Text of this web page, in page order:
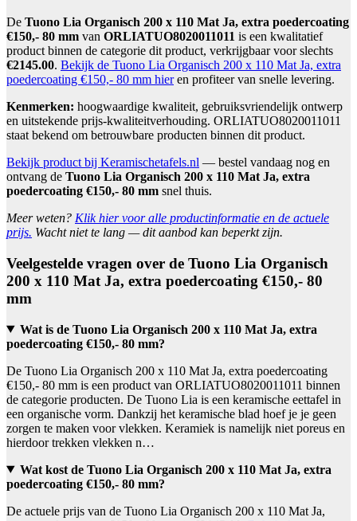
De Tuono Lia Organisch 200 x 110 Mat Ja, extra poedercoating
€150,- 80 mm van ORLIATUO8020011011 is een kwalitatief
product binnen de categorie dit product, verkrijgbaar voor slechts
€2145.00. Bekijk de Tuono Lia Organisch 200 x 110 Mat Ja, extra
poedercoating €150,- 80 mm hieren profiteer van snelle levering.
Kenmerken: hoogwaardige kwaliteit, gebruiksvriendelijk ontwerp
en uitstekende prijs-kwaliteitverhouding. ORLIATUO8020011011
staat bekend om betrouwbare producten binnen dit product.
Bekijk product bij Keramischetafels.nl — bestel vandaag nog en
ontvang de Tuono Lia Organisch 200 x 110 Mat Ja, extra
poedercoating €150,- 80 mm snel thuis.
Meer weten? Klik hier voor alle productinformatie en de actuele
prijs. Wacht niet te lang — dit aanbod kan beperkt zijn.
Veelgestelde vragen over de Tuono Lia Organisch
200 x 110 Mat Ja, extra poedercoating €150,- 80
mm
Wat is de Tuono Lia Organisch 200 x 110 Mat Ja, extra
poedercoating €150,- 80 mm?
De Tuono Lia Organisch 200 x 110 Mat Ja, extra poedercoating
€150,- 80 mm is een product van ORLIATUO8020011011 binnen
de categorie producten. De Tuono Lia is een keramische eettafel in
een organische vorm. Dankzij het keramische blad hoef je je geen
zorgen te maken voor vlekken. Keramiek is namelijk niet poreus en
hierdoor trekken vlekken n…
Wat kost de Tuono Lia Organisch 200 x 110 Mat Ja, extra
poedercoating €150,- 80 mm?
De actuele prijs van de Tuono Lia Organisch 200 x 110 Mat Ja,